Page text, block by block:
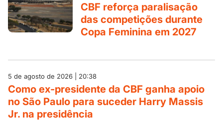
CBF reforça paralisação
das competições durante
Copa Feminina em 2027
5 de agosto de 2026 | 20:38
Como ex-presidente da CBF ganha apoio
no São Paulo para suceder Harry Massis
Jr. na presidência